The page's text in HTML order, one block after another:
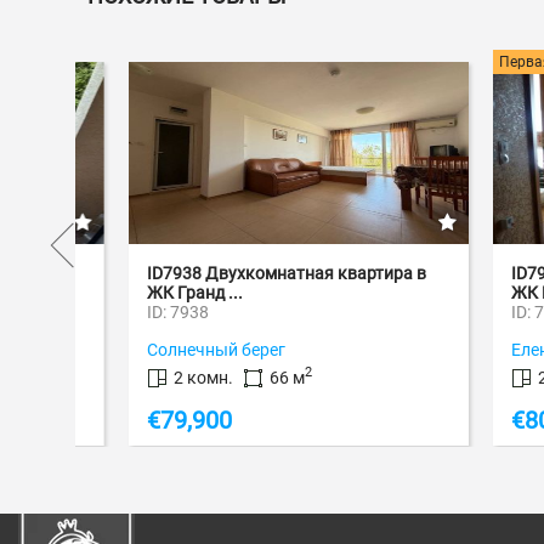
ID7938 Двухкомнатная квартира в
ЖК Гранд ...
ID: 7938
Солнечный берег
2 комн.
66 м
79,900
Первая
ID7935
ЖК
ID: 7935
Елените
2